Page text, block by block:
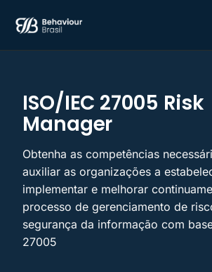
ISO/IEC 27005 Risk
Manager
Obtenha as competências
auxiliar as organizações a
implementar e melhorar
processo de gerenciamento de
segurança da informação com
27005